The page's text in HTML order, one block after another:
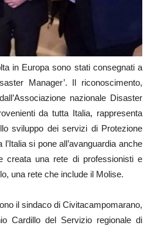
in Europa sono stati consegnati a
Manager’. Il riconoscimento,
nazionale Disaster
da tutta Italia, rappresenta
sviluppo dei servizi di Protezione
si pone all’avanguardia anche
creata una rete di professionisti e
una rete che include il Molise.
il sindaco di Civitacampomarano,
Cardillo del Servizio regionale di